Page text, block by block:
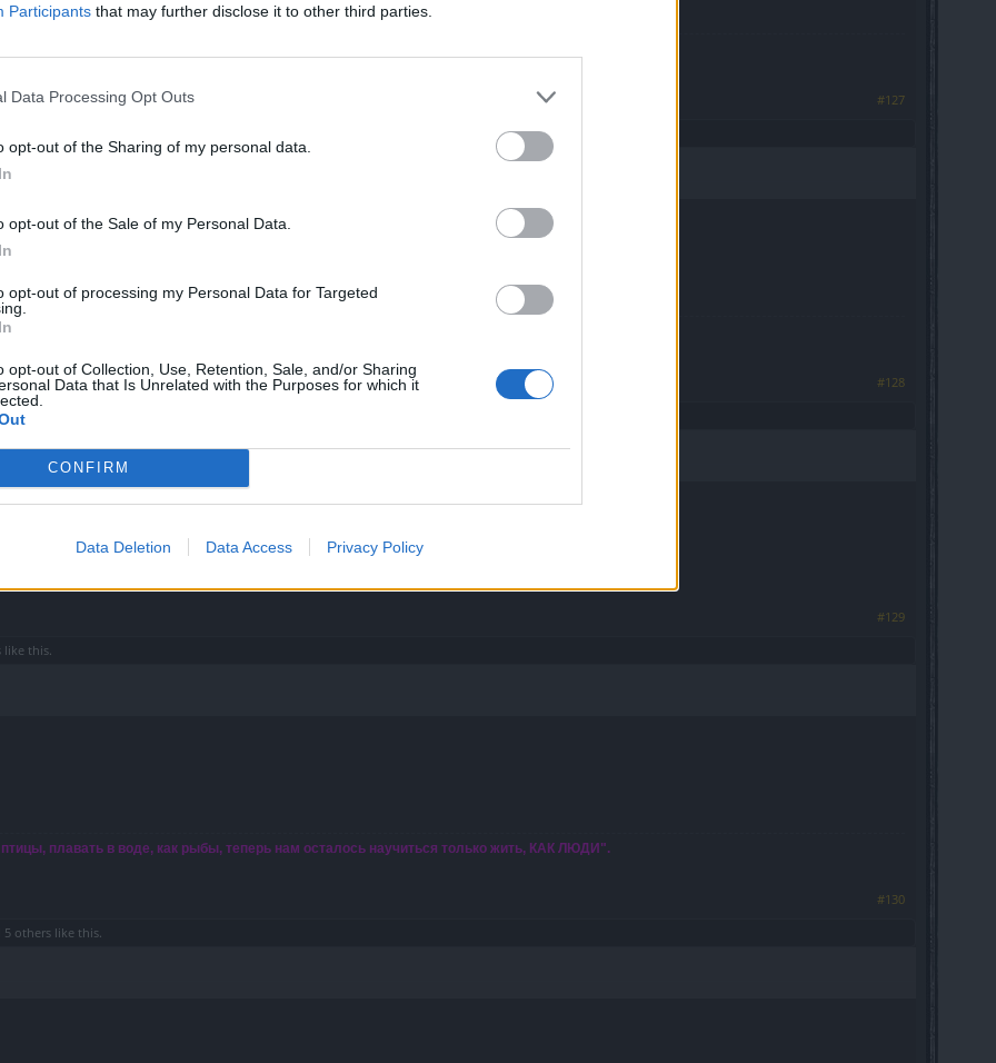
Participants that may further disclose it to other third parties.
Data Processing Opt Outs
opt-out of the Sharing of my personal data.
opt-out of the Sale of my Personal Data.
opt-out of processing my Personal Data for Targeted
opt-out of Collection, Use, Retention, Sale, and/or Sharing
Data that Is Unrelated with the Purposes for which it
CONFIRM
Data Deletion Data Access Privacy Policy
плавать в воде, как рыбы, теперь нам осталось научиться только жить, КАК ЛЮДИ".
#127
плавать в воде, как рыбы, теперь нам осталось научиться только жить, КАК ЛЮДИ".
#128
like this.
#129
like this.
плавать в воде, как рыбы, теперь нам осталось научиться только жить, КАК ЛЮДИ".
#130
5 others like this.